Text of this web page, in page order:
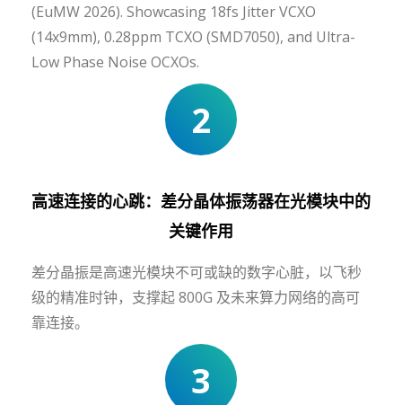
(EuMW 2026). Showcasing 18fs Jitter VCXO
(14x9mm), 0.28ppm TCXO (SMD7050), and Ultra-
Low Phase Noise OCXOs.
2
高速连接的心跳：差分晶体振荡器在光模块中的
关键作用
差分晶振是高速光模块不可或缺的数字心脏，以飞秒
级的精准时钟，支撑起 800G 及未来算力网络的高可
靠连接。
3